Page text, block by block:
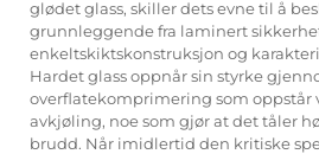
glødet glass, skiller dets evne til å
grunnleggende fra laminert
enkeltskiktskonstruksjon og
Hardet glass oppnår sin styrke
overflatekomprimering som oppstår
avkjøling, noe som gjør at det tåler
brudd. Når imidlertid den kritiske